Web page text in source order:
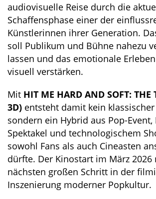
audiovisuelle Reise durch die
Schaffensphase einer der
Künstlerinnen ihrer Generation.
soll Publikum und Bühne nahezu
lassen und das emotionale
visuell verstärken.
Mit HIT ME HARD AND SOFT: THE
3D) entsteht damit kein
sondern ein Hybrid aus Pop-Event,
Spektakel und technologischem
sowohl Fans als auch Cineasten
dürfte. Der Kinostart im März 2026
nächsten großen Schritt in der
Inszenierung moderner Popkultur.